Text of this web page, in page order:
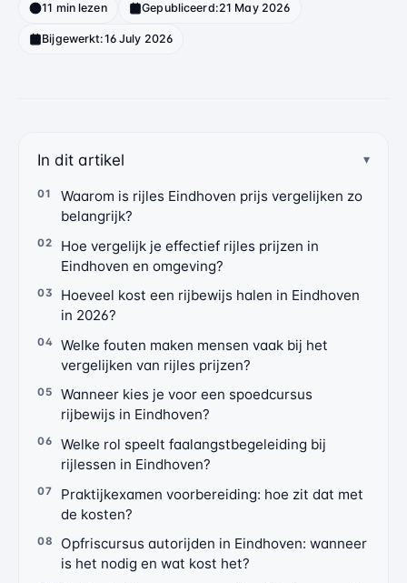
11 min lezen Gepubliceerd:21 May 2026
Bijgewerkt:16 July 2026
In dit artikel
Waarom is rijles Eindhoven prijs vergelijken zo
belangrijk?
Hoe vergelijk je effectief rijles prijzen in
Eindhoven en omgeving?
Hoeveel kost een rijbewijs halen in Eindhoven
in 2026?
Welke fouten maken mensen vaak bij het
vergelijken van rijles prijzen?
Wanneer kies je voor een spoedcursus
rijbewijs in Eindhoven?
Welke rol speelt faalangstbegeleiding bij
rijlessen in Eindhoven?
Praktijkexamen voorbereiding: hoe zit dat met
de kosten?
Opfriscursus autorijden in Eindhoven: wanneer
is het nodig en wat kost het?